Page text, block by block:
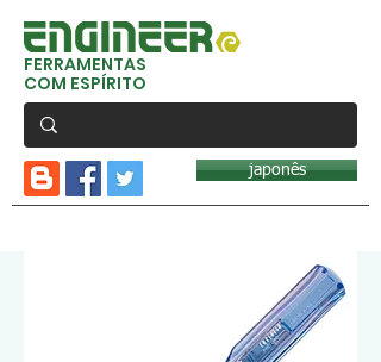
FERRAMENTAS
COM ESPÍRITO
japonês